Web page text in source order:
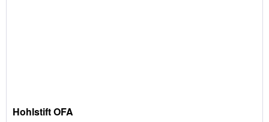
Hohlstift OFA